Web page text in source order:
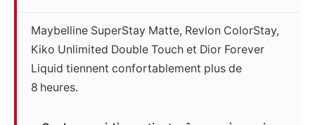
Maybelline SuperStay Matte, Revlon ColorStay,
Kiko Unlimited Double Touch et Dior Forever
Liquid tiennent confortablement plus de
8 heures.